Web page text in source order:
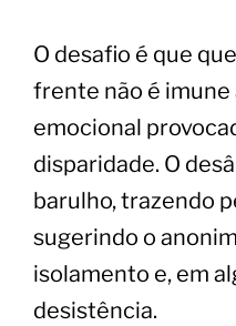
O desafio é que
frente não é imune
emocional
disparidade. O
barulho, trazendo
sugerindo o
isolamento e, em
desistência.